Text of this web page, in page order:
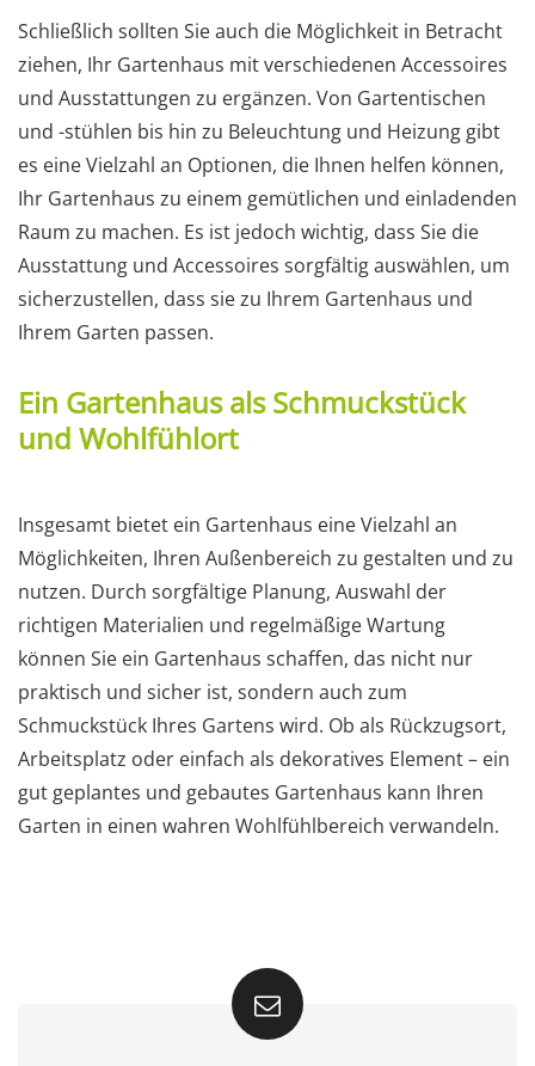
Schließlich sollten Sie auch die Möglichkeit in Betracht
ziehen, Ihr Gartenhaus mit verschiedenen Accessoires
und Ausstattungen zu ergänzen. Von Gartentischen
und -stühlen bis hin zu Beleuchtung und Heizung gibt
es eine Vielzahl an Optionen, die Ihnen helfen können,
Ihr Gartenhaus zu einem gemütlichen und einladenden
Raum zu machen. Es ist jedoch wichtig, dass Sie die
Ausstattung und Accessoires sorgfältig auswählen, um
sicherzustellen, dass sie zu Ihrem Gartenhaus und
Ihrem Garten passen.
Ein Gartenhaus als Schmuckstück
und Wohlfühlort
Insgesamt bietet ein Gartenhaus eine Vielzahl an
Möglichkeiten, Ihren Außenbereich zu gestalten und zu
nutzen. Durch sorgfältige Planung, Auswahl der
richtigen Materialien und regelmäßige Wartung
können Sie ein Gartenhaus schaffen, das nicht nur
praktisch und sicher ist, sondern auch zum
Schmuckstück Ihres Gartens wird. Ob als Rückzugsort,
Arbeitsplatz oder einfach als dekoratives Element – ein
gut geplantes und gebautes Gartenhaus kann Ihren
Garten in einen wahren Wohlfühlbereich verwandeln.